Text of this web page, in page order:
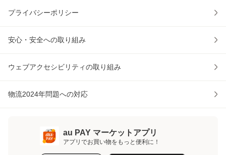
プライバシーポリシー
安心・安全への取り組み
ウェブアクセシビリティの取り組み
物流2024年問題への対応
au PAY マーケットアプリ
アプリでお買い物をもっと便利に！